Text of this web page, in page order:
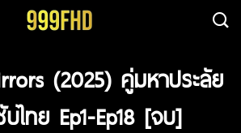
(2025) คู่มหาประลัย
ไทย Ep1-Ep18 [จบ]